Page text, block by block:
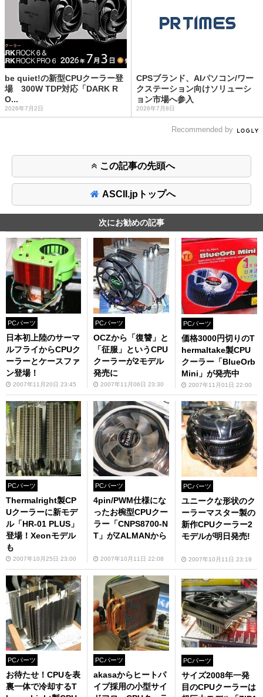
be quiet!の新型CPUクーラー登
場 300W TDP対応「DARK R
O...
2026年7月2日
CPSブランド、AIパソコン/ワー
クステーション向けソリューシ
ョン市場へ参入
2026年7月8日
Recommended by
この記事の先頭へ
ASCII.jpトップへ
次にお勧めの記事
PCパーツ
日本初上陸のサーマ
ルフライからCPUク
ーラーとケースファ
ン登場！
2007年11月20日 23:45
PCパーツ
OCZから「復讐」と
「征服」というCPU
クーラーが2モデル
発売に
2007年11月06日 23:30
PCパーツ
価格3000円切りのT
hermaltake製CPU
クーラー「BlueOrb
Mini」が発売中
2007年11月01日 22:00
PCパーツ
Thermalright製CP
Uクーラーに新モデ
ル「HR-01 PLUS」
登場！Xeonモデル
も
2007年10月25日 23:00
PCパーツ
4pin/PWM仕様にな
ったお椀型CPUクー
ラー「CNPS8700-N
T」がZALMANから
2007年10月11日 22:08
PCパーツ
ユニークな形状のク
ーラーマスター製の
新作CPUクーラー2
モデルが明日発売!
2007年10月11日 23:19
PCパーツ
お待たせ！CPUを表
裏一体で冷却するT
PCパーツ
akasaからヒートパ
イプ採用の小型サイ
PCパーツ
サイズ2008年一発
目のCPUクーラーは